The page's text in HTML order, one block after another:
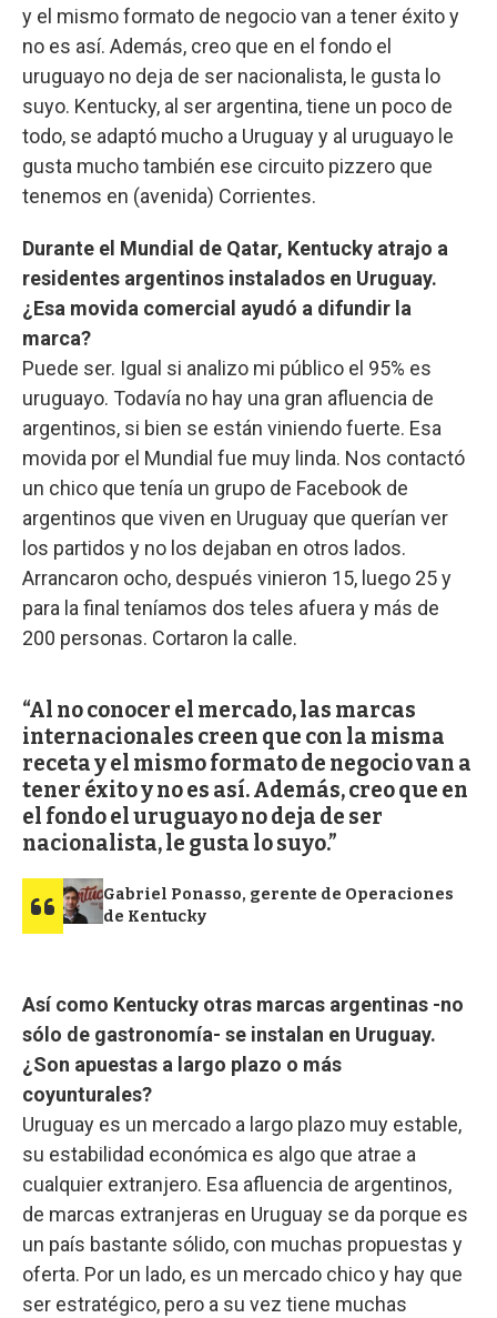
y el mismo formato de negocio van a tener éxito y
no es así. Además, creo que en el fondo el
uruguayo no deja de ser nacionalista, le gusta lo
suyo. Kentucky, al ser argentina, tiene un poco de
todo, se adaptó mucho a Uruguay y al uruguayo le
gusta mucho también ese circuito pizzero que
tenemos en (avenida) Corrientes.
Durante el Mundial de Qatar, Kentucky atrajo a
residentes argentinos instalados en Uruguay.
¿Esa movida comercial ayudó a difundir la
marca?
Puede ser. Igual si analizo mi público el 95% es
uruguayo. Todavía no hay una gran afluencia de
argentinos, si bien se están viniendo fuerte. Esa
movida por el Mundial fue muy linda. Nos contactó
un chico que tenía un grupo de Facebook de
argentinos que viven en Uruguay que querían ver
los partidos y no los dejaban en otros lados.
Arrancaron ocho, después vinieron 15, luego 25 y
para la final teníamos dos teles afuera y más de
200 personas. Cortaron la calle.
Al no conocer el mercado, las marcas
internacionales creen que con la misma
receta y el mismo formato de negocio van a
tener éxito y no es así. Además, creo que en
el fondo el uruguayo no deja de ser
nacionalista, le gusta lo suyo.
Gabriel Ponasso, gerente de Operaciones
de Kentucky
Así como Kentucky otras marcas argentinas -no
sólo de gastronomía- se instalan en Uruguay.
¿Son apuestas a largo plazo o más
coyunturales?
Uruguay es un mercado a largo plazo muy estable,
su estabilidad económica es algo que atrae a
cualquier extranjero. Esa afluencia de argentinos,
de marcas extranjeras en Uruguay se da porque es
un país bastante sólido, con muchas propuestas y
oferta. Por un lado, es un mercado chico y hay que
ser estratégico, pero a su vez tiene muchas